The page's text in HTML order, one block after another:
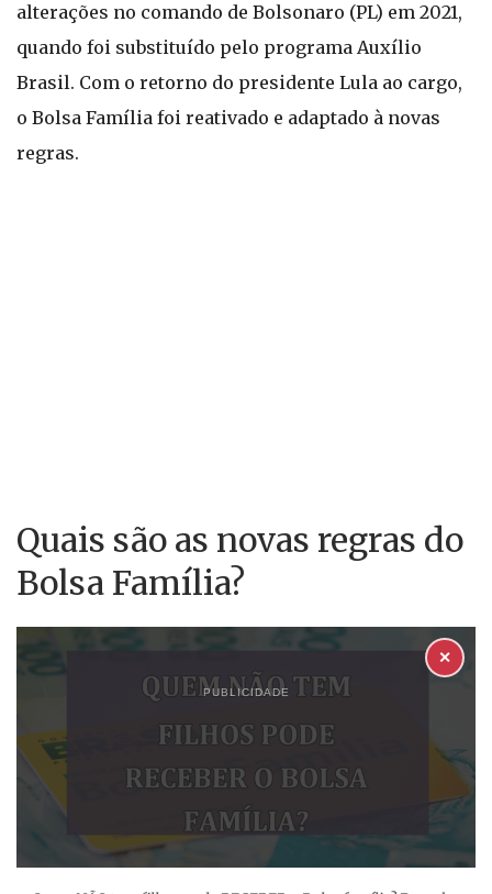
alterações no comando de Bolsonaro (PL) em 2021,
quando foi substituído pelo programa Auxílio
Brasil. Com o retorno do presidente Lula ao cargo,
o Bolsa Família foi reativado e adaptado à novas
regras.
Quais são as novas regras do
Bolsa Família?
PUBLICIDADE
✕